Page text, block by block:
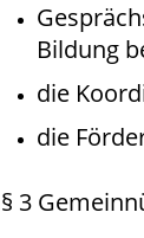
Bildung
die
die
§ 3